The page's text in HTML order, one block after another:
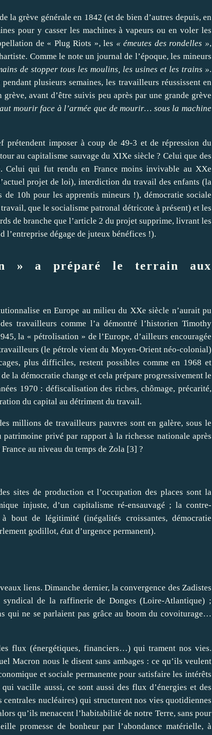
la grève générale en 1842 (et de bien d’autres depuis, en
pour y casser les machines à vapeurs ou en voler les
de « Plug Riots », les « émeutes des rondelles »,
Comme le note un journal de l’époque, les mineurs
de stopper tous les moulins, les usines et les trains ».
plusieurs semaines, les travailleurs réussissent en
avant d’être suivis peu après par une grande grève
mourir face à l’armée que de mourir… sous la machine
imposer à coup de 49-3 et de répression du
au capitalisme sauvage du XIXe siècle ? Celui que des
Celui qui fut rendu en France moins invivable au XXe
projet de loi), interdiction du travail des enfants (la
10h pour les apprentis mineurs !), démocratie sociale
que le socialisme patronal détricote à présent) et les
de branche que l’article 2 du projet supprime, livrant les
l’entreprise dégage de juteux bénéfices !).
» a préparé le terrain aux
en Europe au milieu du XXe siècle n’aurait pu
travailleurs comme l’a démontré l’historien Timothy
la « pétrolisation » de l’Europe, d’ailleurs encouragée
(le pétrole vient du Moyen-Orient néo-colonial)
plus difficiles, restent possibles comme en 1968 et
la démocratie change et cela prépare progressivement le
1970 : défiscalisation des riches, chômage, précarité,
du capital au détriment du travail.
millions de travailleurs pauvres sont en galère, sous le
privé par rapport à la richesse nationale après
au niveau du temps de Zola [3] ?
sites de production et l’occupation des places sont la
injuste, d’un capitalisme ré-ensauvagé ; la contre-
bout de légitimité (inégalités croissantes, démocratie
godillot, état d’urgence permanent).
liens. Dimanche dernier, la convergence des Zadistes
de la raffinerie de Donges (Loire-Atlantique) ;
qui ne se parlaient pas grâce au boom du covoiturage…
flux (énergétiques, financiers…) qui trament nos vies.
Macron nous le disent sans ambages : ce qu’ils veulent
et sociale permanente pour satisfaire les intérêts
vacille aussi, ce sont aussi des flux d’énergies et des
nucléaires) qui structurent nos vies quotidiennes
qu’ils menacent l’habitabilité de notre Terre, sans pour
promesse de bonheur par l’abondance matérielle, à